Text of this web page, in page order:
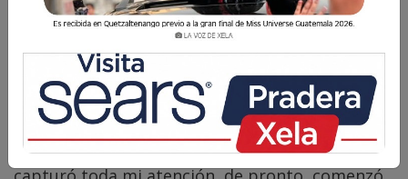
Estando en una sala de espera, a unos metros
de distancia, visualicé a una madre quien se
hacía acompañar de sus dos niñas pequeñas,
una de ellas dormía en su regazo, la otra quien